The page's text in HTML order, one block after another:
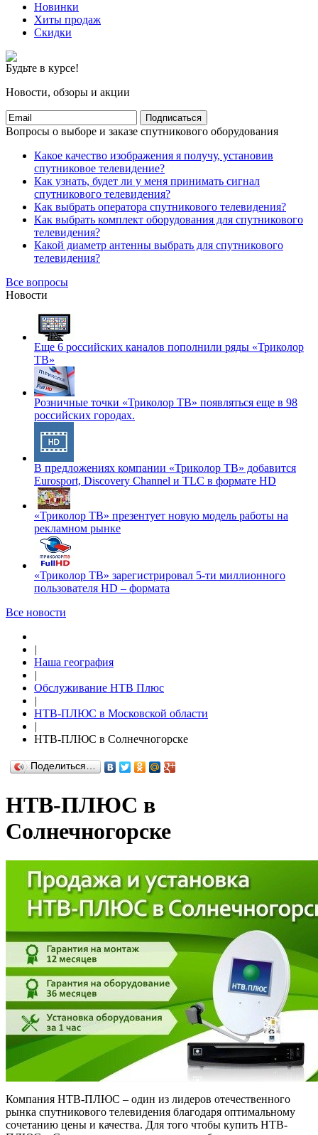
Новинки
Хиты продаж
Скидки
Будьте в курсе!
Новости, обзоры и акции
Подписаться
Вопросы о выборе и заказе спутникового оборудования
Какое качество изображения я получу, установив
спутниковое телевидение?
Как узнать, будет ли у меня принимать сигнал
спутникового телевидения?
Как выбрать оператора спутникового телевидения?
Как выбрать комплект оборудования для спутникового
телевидения?
Какой диаметр антенны выбрать для спутникового
телевидения?
Все вопросы
Новости
Еще 6 российских каналов пополнили ряды «Триколор
ТВ»
Розничные точки «Триколор ТВ» появляться еще в 98
российских городах.
В предложениях компании «Триколор ТВ» добавится
Eurosport, Discovery Channel и TLC в формате HD
«Триколор ТВ» презентует новую модель работы на
рекламном рынке
«Триколор ТВ» зарегистрировал 5-ти миллионного
пользователя HD – формата
Все новости
|
Наша география
|
Обслуживание НТВ Плюс
|
НТВ-ПЛЮС в Московской области
|
НТВ-ПЛЮС в Солнечногорске
Поделиться…
НТВ-ПЛЮС в
Солнечногорске
Компания НТВ-ПЛЮС – один из лидеров отечественного
рынка спутникового телевидения благодаря оптимальному
сочетанию цены и качества. Для того чтобы купить НТВ-